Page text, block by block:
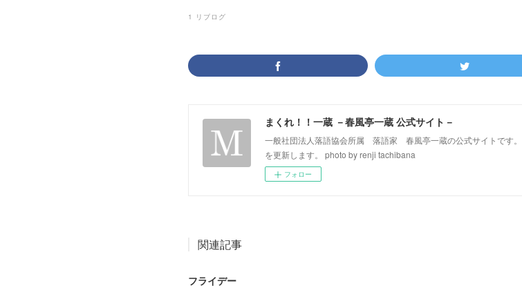
1 リブログ
まくれ！！一蔵 －春風亭一蔵 公式サイト－
一般社団法人落語協会所属 落語家 春風亭一蔵の公式サイトです
を更新します。 photo by renji tachibana
フォロー
関連記事
フライデー